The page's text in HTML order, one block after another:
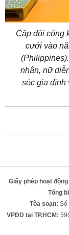
Cặp đôi công
cưới vào
nhân, nữ
sóc gia đình
Giấy phép hoạt
Tổng
Tòa soạn: Số
VPĐD tại TP.HCM: